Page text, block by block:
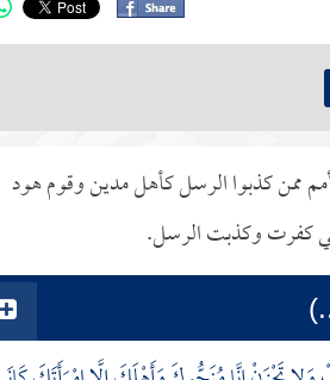
ممن كذبوا الرسل كأهل مدين وقوم هود
كفرت وكذبت الرسل.